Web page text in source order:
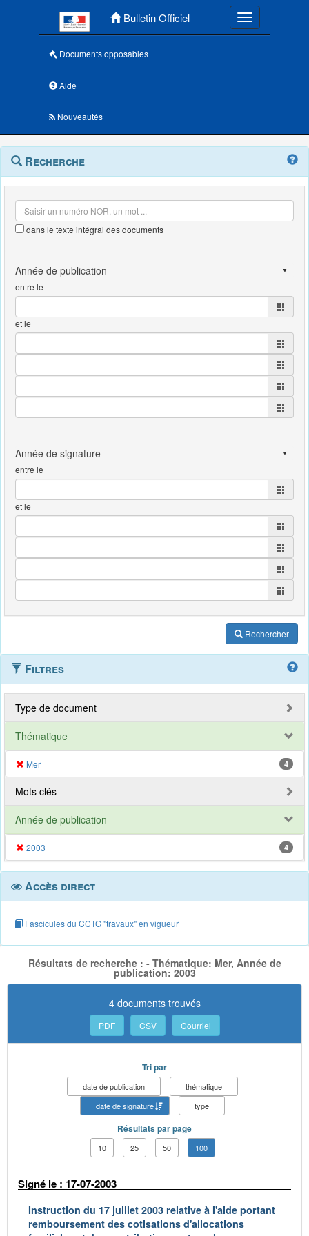
Bulletin Officiel Toggle
Documents opposables
Aide
Nouveautés
Navigation
outils
Menu
contextuel
Recherche
dans le texte intégral des documents
entre le
et le
entre le
et le
Rechercher
Filtres
Type de document
Thématique
Mer 4
Mots clés
Année de publication
2003 4
Accès direct
Fascicules du CCTG "travaux" en vigueur
Résultats de recherche : - Thématique: Mer, Année de
publication: 2003
4 documents trouvés
PDF CSV Courriel
Tri par
date de publication
thématique
date de signature
type
Résultats par page
10 25 50 100
Signé le : 17-07-2003
Instruction du 17 juillet 2003 relative à l'aide portant
remboursement des cotisations d'allocations